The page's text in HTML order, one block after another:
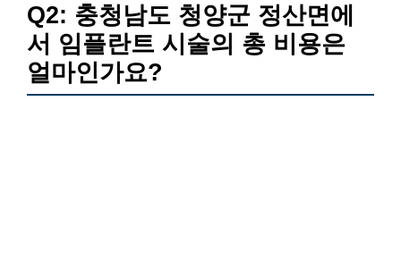
Q2: 충청남도 청양군 정산면에
서 임플란트 시술의 총 비용은
얼마인가요?